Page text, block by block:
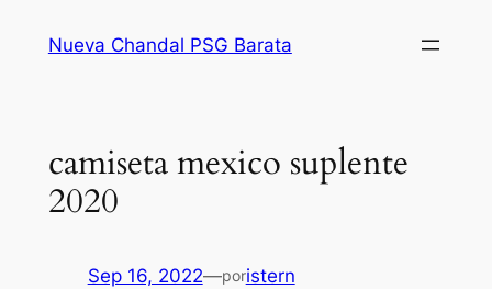
Nueva Chandal PSG Barata
camiseta mexico suplente
2020
Sep 16, 2022—poristern